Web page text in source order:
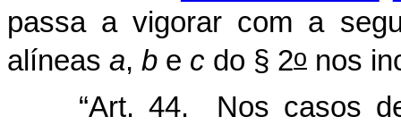
passa a vigorar com a
alíneas a, b e c do § 2o nos
“Art. 44. Nos casos